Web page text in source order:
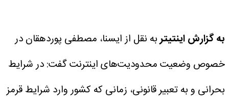
به گزارش اینتیتربه نقل از ایسنا، مصطفی پوردهقان در
خصوص وضعیت محدودیت‌های اینترنت گفت: در شرایط
بحرانی و به تعبیر قانونی، زمانی که کشور وارد شرایط قرمز